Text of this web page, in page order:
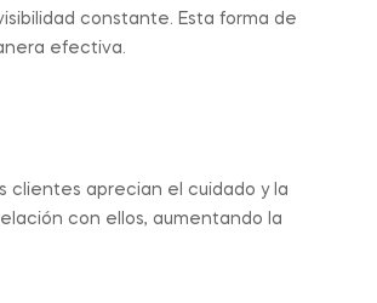
constante. Esta forma de
efectiva.
clientes aprecian el cuidado y la
con ellos, aumentando la